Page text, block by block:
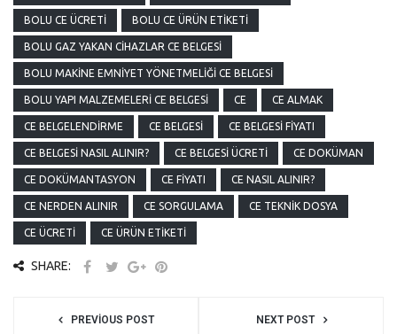
BOLU CE ÜCRETI BOLU CE ÜRÜN ETIKETI
BOLU GAZ YAKAN CIHAZLAR CE BELGESI
BOLU MAKINE EMNIYET YÖNETMELIĞI CE BELGESI
BOLU YAPI MALZEMELERI CE BELGESI CE CE ALMAK
CE BELGELENDIRME CE BELGESI CE BELGESI FIYATI
CE BELGESI NASIL ALINIR? CE BELGESI ÜCRETI CE DOKÜMAN
CE DOKÜMANTASYON CE FIYATI CE NASIL ALINIR?
CE NERDEN ALINIR CE SORGULAMA CE TEKNIK DOSYA
CE ÜCRETI CE ÜRÜN ETIKETI
SHARE:
PREVIOUS POST NEXT POST